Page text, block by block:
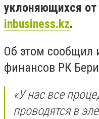
уклоняющихся
inbusiness.kz.
Об этом сообщил
финансов РК
«У нас все
проводятся в